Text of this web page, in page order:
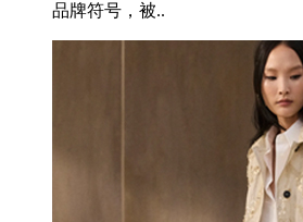
品牌符号，被..